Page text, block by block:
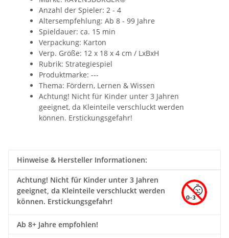
Anzahl der Spieler: 2 - 4
Altersempfehlung: Ab 8 - 99 Jahre
Spieldauer: ca. 15 min
Verpackung: Karton
Verp. Größe: 12 x 18 x 4 cm / LxBxH
Rubrik: Strategiespiel
Produktmarke: ---
Thema: Fördern, Lernen & Wissen
Achtung! Nicht für Kinder unter 3 Jahren
geeignet, da Kleinteile verschluckt werden
können. Erstickungsgefahr!
Hinweise & Hersteller Informationen:
Achtung! Nicht für Kinder unter 3 Jahren
geeignet, da Kleinteile verschluckt werden
können. Erstickungsgefahr!
Ab 8+ Jahre empfohlen!